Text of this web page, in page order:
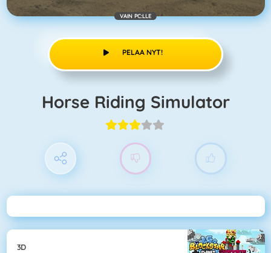
VAIN PC:LLE
PELAA NYT!
Horse Riding Simulator
3D